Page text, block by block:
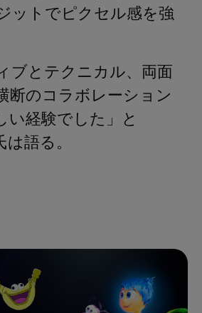
ットでピクセル感を強
ブとテクニカル、両面
断のコラボレーション
い経験でした」と
語る。